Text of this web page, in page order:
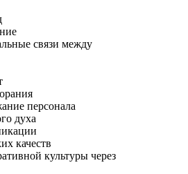
связи между
персонала
духа
качеств
культуры через